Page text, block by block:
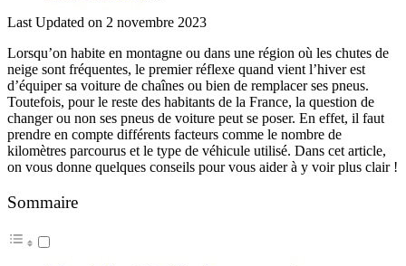
Last Updated on 2 novembre 2023
Lorsqu’on habite en montagne ou dans une région où les chutes de
neige sont fréquentes, le premier réflexe quand vient l’hiver est
d’équiper sa voiture de chaînes ou bien de remplacer ses pneus.
Toutefois, pour le reste des habitants de la France, la question de
changer ou non ses pneus de voiture peut se poser. En effet, il faut
prendre en compte différents facteurs comme le nombre de
kilomètres parcourus et le type de véhicule utilisé. Dans cet article,
on vous donne quelques conseils pour vous aider à y voir plus clair !
Sommaire